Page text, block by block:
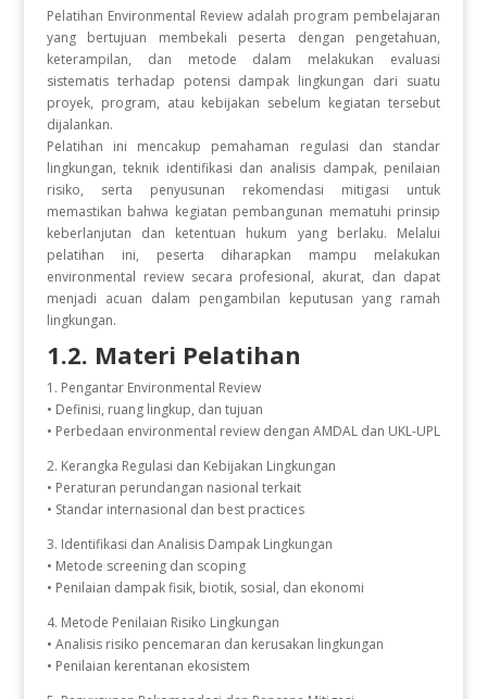
Pelatihan Environmental Review adalah program pembelajaran
yang bertujuan membekali peserta dengan pengetahuan,
keterampilan, dan metode dalam melakukan evaluasi
sistematis terhadap potensi dampak lingkungan dari suatu
proyek, program, atau kebijakan sebelum kegiatan tersebut
dijalankan.
Pelatihan ini mencakup pemahaman regulasi dan standar
lingkungan, teknik identifikasi dan analisis dampak, penilaian
risiko, serta penyusunan rekomendasi mitigasi untuk
memastikan bahwa kegiatan pembangunan mematuhi prinsip
keberlanjutan dan ketentuan hukum yang berlaku. Melalui
pelatihan ini, peserta diharapkan mampu melakukan
environmental review secara profesional, akurat, dan dapat
menjadi acuan dalam pengambilan keputusan yang ramah
lingkungan.
1.2. Materi Pelatihan
1. Pengantar Environmental Review
• Definisi, ruang lingkup, dan tujuan
• Perbedaan environmental review dengan AMDAL dan UKL-UPL
2. Kerangka Regulasi dan Kebijakan Lingkungan
• Peraturan perundangan nasional terkait
• Standar internasional dan best practices
3. Identifikasi dan Analisis Dampak Lingkungan
• Metode screening dan scoping
• Penilaian dampak fisik, biotik, sosial, dan ekonomi
4. Metode Penilaian Risiko Lingkungan
• Analisis risiko pencemaran dan kerusakan lingkungan
• Penilaian kerentanan ekosistem